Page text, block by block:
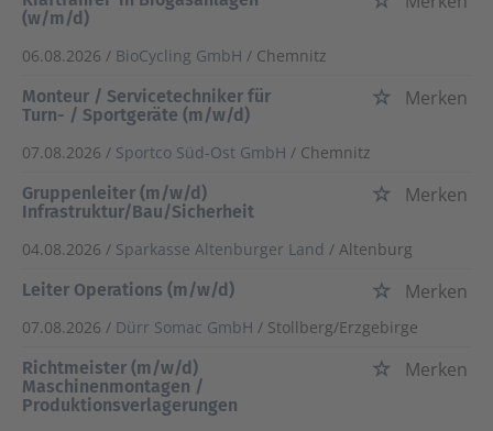
(w/m/d)
06.08.2026 / BioCycling GmbH / Chemnitz
Monteur / Servicetechniker für
Turn- / Sportgeräte (m/w/d)
Merken
07.08.2026 / Sportco Süd-Ost GmbH / Chemnitz
Gruppenleiter (m/w/d)
Infrastruktur/Bau/Sicherheit
Merken
04.08.2026 / Sparkasse Altenburger Land / Altenburg
Leiter Operations (m/w/d)
Merken
07.08.2026 / Dürr Somac GmbH / Stollberg/Erzgebirge
Richtmeister (m/w/d)
Maschinenmontagen /
Produktionsverlagerungen
Merken